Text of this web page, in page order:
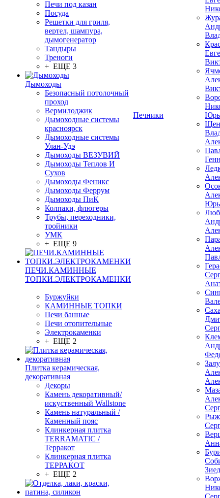
Печи под казан
Посуда
Решетки для гриля,
вертел, шампура,
дымогенератор
Тандыры
Треноги
+ ЕЩЕ 3
Дымоходы
Безопасный потолочный
проход
Вермилоджик
Дымоходные системы
красноярск
Дымоходные системы
Улан-Удэ
Дымоходы ВЕЗУВИЙ
Дымоходы Теплов И
Сухов
Дымоходы Феникс
Дымоходы Феррум
Дымоходы ПиК
Колпаки, флюгеры
Трубы, переходники,
тройники
УМК
+ ЕЩЕ 9
ПЕЧИ.КАМИННЫЕ
ТОПКИ.ЭЛЕКТРОКАМЕНКИ
Буржуйки
КАМИННЫЕ ТОПКИ
Печи банные
Печи отопительные
Электрокаменки
+ ЕЩЕ 2
Плитка керамическая,
декоративная
Декоры
Камень декоративный/
искуственный Wallstone
Камень натуральный /
Каменный пояс
Клинкерная плитка
TERRAMATIC /
Терракот
Клинкерная плитка
ТЕРРАКОТ
+ ЕЩЕ 2
Печники